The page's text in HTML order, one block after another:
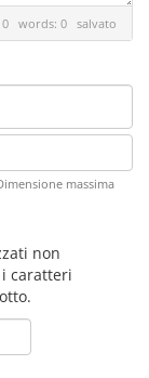
0 words: 0 salvato
massima
non
caratteri